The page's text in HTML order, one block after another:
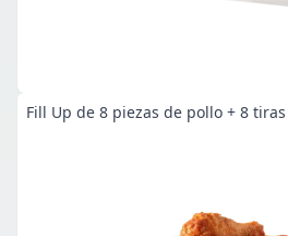
Fill Up de 8 piezas de pollo + 8 tiras